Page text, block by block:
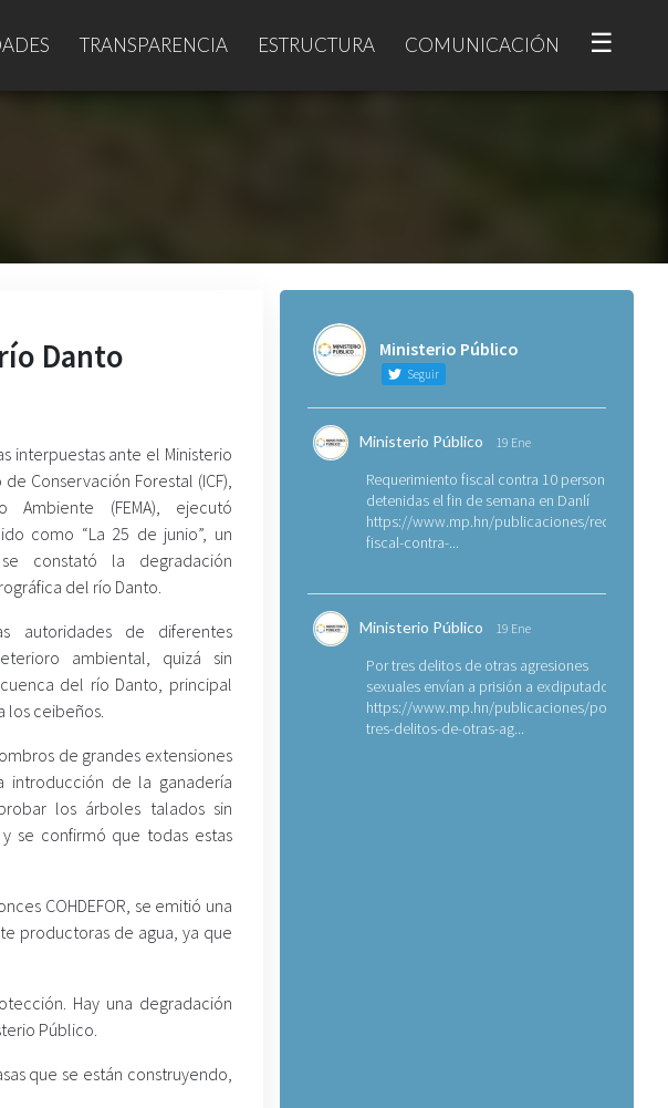
TRANSPARENCIA ESTRUCTURA COMUNICACIÓN ☰
Danto
interpuestas ante el Ministerio
Conservación Forestal (ICF),
(FEMA), ejecutó
como “La 25 de junio”, un
constató la degradación
del río Danto.
autoridades de diferentes
ambiental, quizá sin
del río Danto, principal
los ceibeños.
de grandes extensiones
de la ganadería
los árboles talados sin
se confirmó que todas estas
COHDEFOR, se emitió una
productoras de agua, ya que
Hay una degradación
Público.
que se están construyendo,
Ministerio Público
Seguir
Ministerio Público 19 Ene
Requerimiento fiscal contra 10 personas
detenidas el fin de semana en Danlí
https://www.mp.hn/publicaciones/
fiscal-contra-...
Ministerio Público 19 Ene
Por tres delitos de otras agresiones
sexuales envían a prisión a exdiputado
https://www.mp.hn/publicaciones/por-
tres-delitos-de-otras-ag...